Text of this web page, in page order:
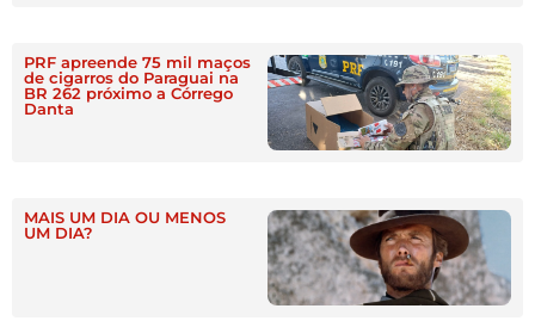
PRF apreende 75 mil maços
de cigarros do Paraguai na
BR 262 próximo a Córrego
Danta
MAIS UM DIA OU MENOS
UM DIA?